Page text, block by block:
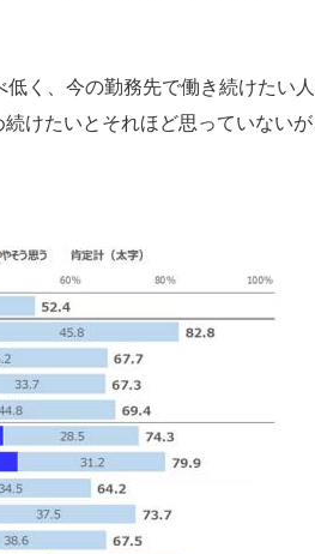
く、今の勤務先で働き続けたい
けたいとそれほど思っていない